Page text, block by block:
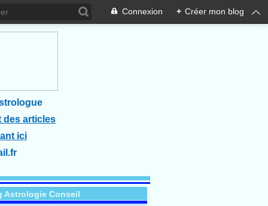
Connexion + Créer mon blog
des articles
ici
Astrologie Conseil